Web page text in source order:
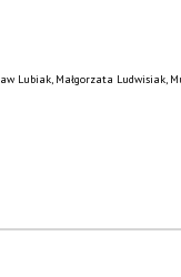
Lubiak, Małgorzata Ludwisiak,